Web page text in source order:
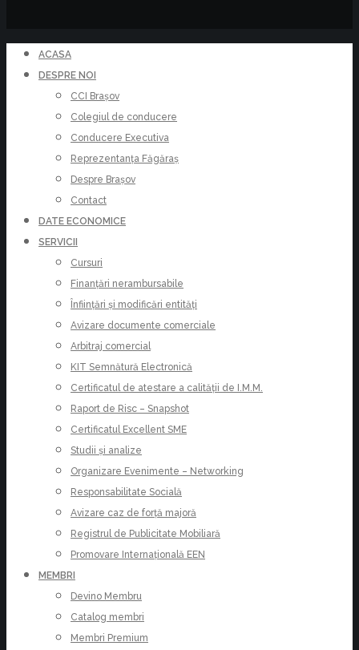
ACASA
DESPRE NOI
CCI Brașov
Colegiul de conducere
Conducere Executiva
Reprezentanța Făgăraș
Despre Brașov
Contact
DATE ECONOMICE
SERVICII
Cursuri
Finanțări nerambursabile
Înființări și modificări entități
Avizare documente comerciale
Arbitraj comercial
KIT Semnătură Electronică
Certificatul de atestare a calității de I.M.M.
Raport de Risc – Snapshot
Certificatul Excellent SME
Studii și analize
Organizare Evenimente – Networking
Responsabilitate Socială
Avizare caz de forță majoră
Registrul de Publicitate Mobiliară
Promovare Internațională EEN
MEMBRI
Devino Membru
Catalog membri
Membri Premium